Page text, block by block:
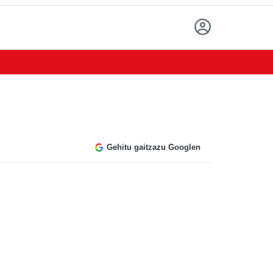
Gehitu gaitzazu Googlen